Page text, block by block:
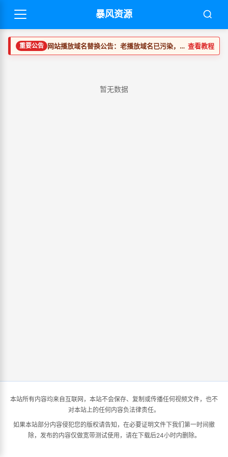
暴风资源
重要公告 网站播放域名替换公告：老播放域名已污染，请尽快替换。发布时间 查看教程
暂无数据
本站所有内容均来自互联网，本站不会保存、复制或传播任何视频文件，也不
对本站上的任何内容负法律责任。
如果本站部分内容侵犯您的版权请告知，在必要证明文件下我们第一时间撤
除，发布的内容仅做宽带测试使用，请在下载后24小时内删除。